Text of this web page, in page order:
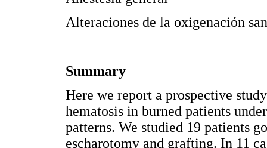
Alteraciones de la oxigenación
Summary
Here we report a prospective
hematosis in burned patients
patterns. We studied 19 patients
escharotomy and grafting. In 11